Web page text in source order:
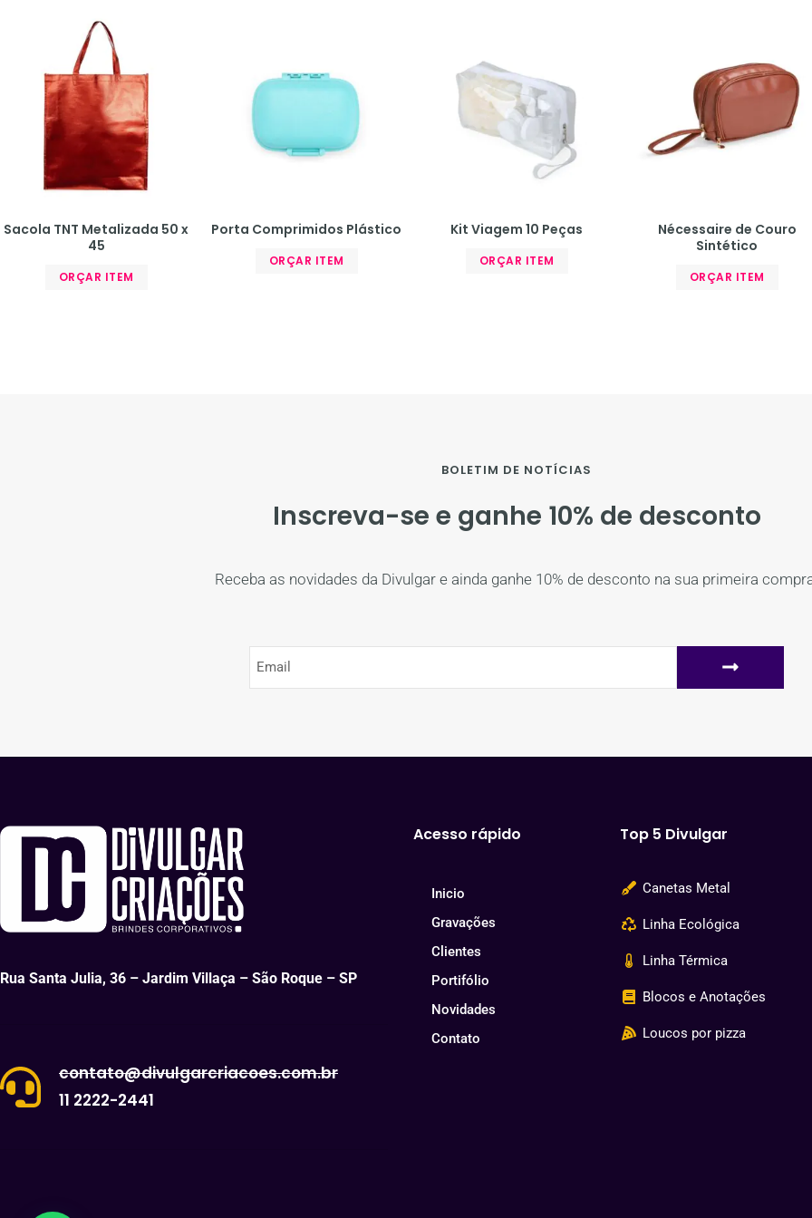
Sacola TNT Metalizada 50 x
45
ORÇAR ITEM
Porta Comprimidos Plástico
ORÇAR ITEM
Kit Viagem 10 Peças
ORÇAR ITEM
Nécessaire de Couro
Sintético
ORÇAR ITEM
BOLETIM DE NOTÍCIAS
Inscreva-se e ganhe 10% de desconto
Receba as novidades da Divulgar e ainda ganhe 10% de desconto na sua primeira
Rua Santa Julia, 36 – Jardim Villaça – São Roque – SP
contato@divulgarcriacoes.com.br
11 2222-2441
Acesso rápido
Inicio
Gravações
Clientes
Portifólio
Novidades
Contato
Top 5 Divulgar
Canetas Metal
Linha Ecológica
Linha Térmica
Blocos e Anotações
Loucos por pizza